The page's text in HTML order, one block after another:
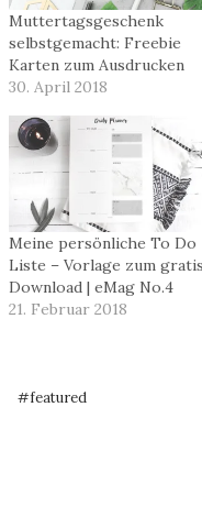
Muttertagsgeschenk
selbstgemacht: Freebie
Karten zum Ausdrucken
30. April 2018
Meine persönliche To Do
Liste – Vorlage zum gratis
Download | eMag No.4
21. Februar 2018
Schlagworte:
#featured